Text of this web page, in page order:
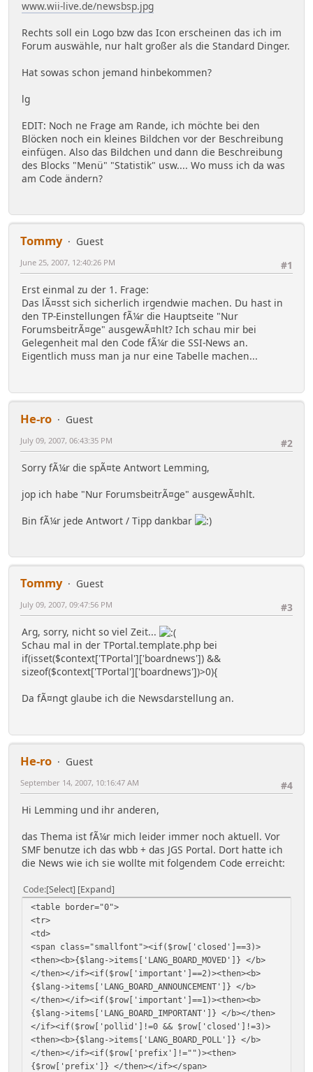
www.wii-live.de/newsbsp.jpg
Rechts soll ein Logo bzw das Icon erscheinen das ich im
Forum auswähle, nur halt großer als die Standard Dinger.
Hat sowas schon jemand hinbekommen?
lg
EDIT: Noch ne Frage am Rande, ich möchte bei den
Blöcken noch ein kleines Bildchen vor der Beschreibung
einfügen. Also das Bildchen und dann die Beschreibung
des Blocks "Menü" "Statistik" usw.... Wo muss ich da was
am Code ändern?
Tommy
Guest
#1
June 25, 2007, 12:40:26 PM
Erst einmal zu der 1. Frage:
Das lÃ¤sst sich sicherlich irgendwie machen. Du hast in
den TP-Einstellungen fÃ¼r die Hauptseite "Nur
ForumsbeitrÃ¤ge" ausgewÃ¤hlt? Ich schau mir bei
Gelegenheit mal den Code fÃ¼r die SSI-News an.
Eigentlich muss man ja nur eine Tabelle machen...
He-ro
Guest
#2
July 09, 2007, 06:43:35 PM
Sorry fÃ¼r die spÃ¤te Antwort Lemming,
jop ich habe "Nur ForumsbeitrÃ¤ge" ausgewÃ¤hlt.
Bin fÃ¼r jede Antwort / Tipp dankbar
Tommy
Guest
#3
July 09, 2007, 09:47:56 PM
Arg, sorry, nicht so viel Zeit...
Schau mal in der TPortal.template.php bei
if(isset($context['TPortal']['boardnews']) &&
sizeof($context['TPortal']['boardnews'])>0){
Da fÃ¤ngt glaube ich die Newsdarstellung an.
He-ro
Guest
#4
September 14, 2007, 10:16:47 AM
Hi Lemming und ihr anderen,
das Thema ist fÃ¼r mich leider immer noch aktuell. Vor
SMF benutze ich das wbb + das JGS Portal. Dort hatte ich
die News wie ich sie wollte mit folgendem Code erreicht:
Code Select Expand
<table border="0">
<tr>
<td>
<span class="smallfont"><if($row['closed']==3)>
<then><b>{$lang->items['LANG_BOARD_MOVED']} </b>
</then></if><if($row['important']==2)><then><b>
{$lang->items['LANG_BOARD_ANNOUNCEMENT']} </b>
</then></if><if($row['important']==1)><then><b>
{$lang->items['LANG_BOARD_IMPORTANT']} </b></then>
</if><if($row['pollid']!=0 && $row['closed']!=3)>
<then><b>{$lang->items['LANG_BOARD_POLL']} </b>
</then></if><if($row['prefix']!="")><then>
{$row['prefix']} </then></if></span>